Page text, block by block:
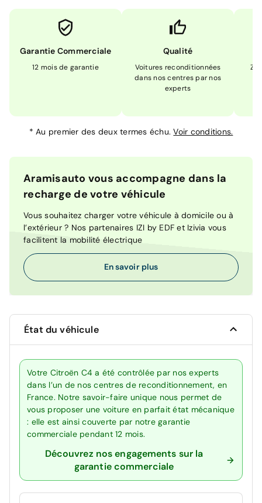
Garantie Commerciale
12 mois de garantie
Qualité
Voitures reconditionnées
dans nos centres par nos
experts
*Au premier des deux termes échu.Voir conditions.
Aramisauto vous accompagne dans la
recharge de votre véhicule
Vous souhaitez charger votre véhicule à domicile ou à
l’extérieur ? Nos partenaires IZI by EDF et Izivia vous
facilitent la mobilité électrique
En savoir plus
État du véhicule
Votre Citroën C4 a été contrôlée par nos experts
dans l’un de nos centres de reconditionnement, en
France. Notre savoir-faire unique nous permet de
vous proposer une voiture en parfait état mécanique
: elle est ainsi couverte par notre garantie
commerciale pendant 12 mois.
Découvrez nos engagements sur la
garantie commerciale